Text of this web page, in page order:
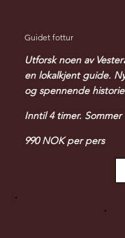
Guidet fottur
Utforsk noen av
en lokalkjent guide.
og spennende
Inntil 4 timer.
990 NOK per pers